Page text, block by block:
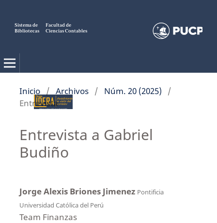
Sistema de
Bibliotecas
Facultad de
Ciencias Contables
Inicio / Archivos / Núm. 20 (2025)
/
Entrevista
Entrevista a Gabriel
Budiño
Jorge Alexis Briones Jimenez Pontificia
Universidad Católica del Perú
Team Finanzas